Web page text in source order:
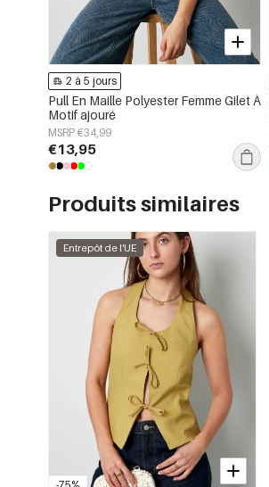
2 à 5 jours
Pull En Maille Polyester Femme Gilet À
Motif ajouré
MSRP €34,99
€13,95
Produits similaires
Entrepôt de l'UE